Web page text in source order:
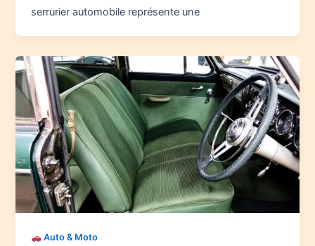
serrurier automobile représente une
Auto & Moto